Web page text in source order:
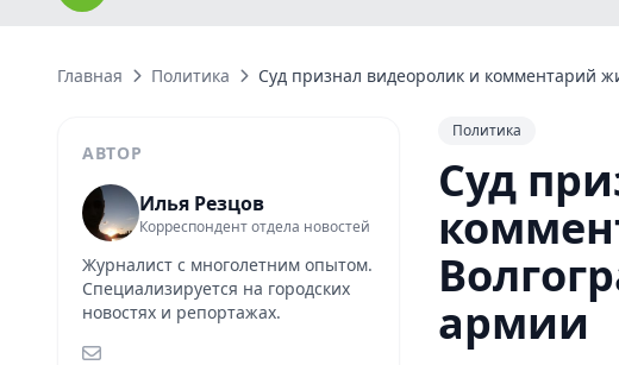
Главная Политика Суд признал видеоролик и комментарий
АВТОР
Илья Резцов
Корреспондент отдела новостей
Журналист с многолетним опытом.
Специализируется на городских
новостях и репортажах.
Политика
Суд
армии